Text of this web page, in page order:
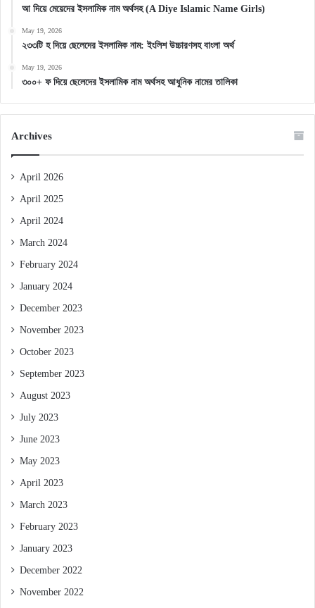
আ দিয়ে মেয়েদের ইসলামিক নাম অর্থসহ (A Diye Islamic Name Girls)
May 19, 2026
২৩৩টি হ দিয়ে ছেলেদের ইসলামিক নাম: ইংলিশ উচ্চারণসহ বাংলা অর্থ
May 19, 2026
৩০০+ ফ দিয়ে ছেলেদের ইসলামিক নাম অর্থসহ আধুনিক নামের তালিকা
Archives
April 2026
April 2025
April 2024
March 2024
February 2024
January 2024
December 2023
November 2023
October 2023
September 2023
August 2023
July 2023
June 2023
May 2023
April 2023
March 2023
February 2023
January 2023
December 2022
November 2022